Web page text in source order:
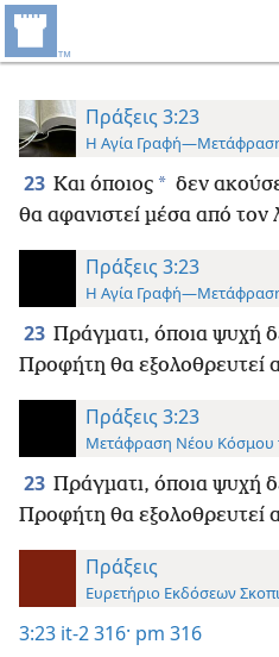
Πράξεις 3:23
Η Αγία
23 Και όποιος * δεν
θα αφανιστεί μέσα από τον
Πράξεις 3:23
Η Αγία
23 Πράγματι, όποια ψυχή
Προφήτη θα εξολοθρευτεί
Πράξεις 3:23
Μετάφραση Νέου Κόσμου
23 Πράγματι, όποια ψυχή
Προφήτη θα εξολοθρευτεί
Πράξεις
Ευρετήριο Εκδόσεων
3:23 it-2 316· pm 316